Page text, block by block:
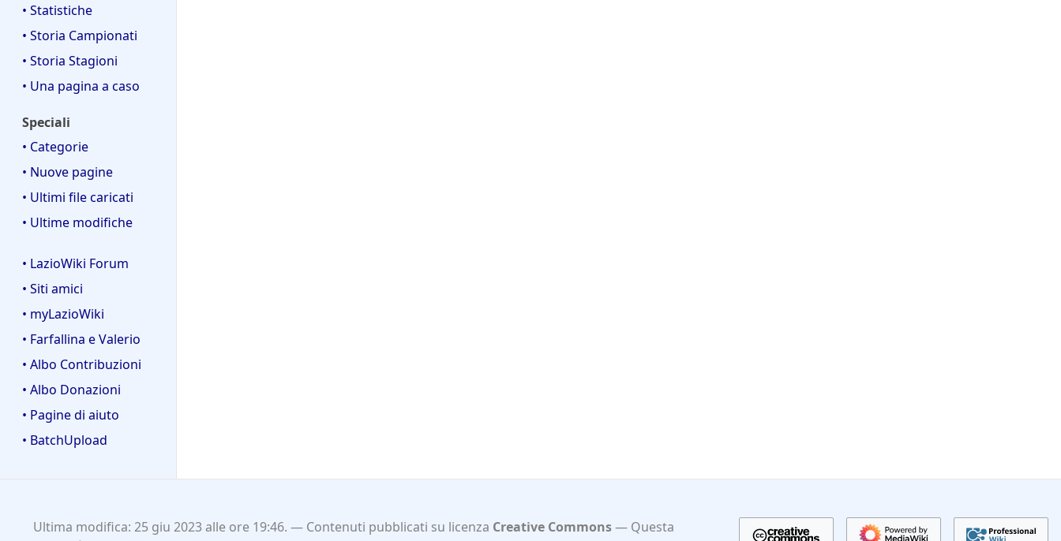
• Statistiche
• Storia Campionati
• Storia Stagioni
• Una pagina a caso
Speciali
• Categorie
• Nuove pagine
• Ultimi file caricati
• Ultime modifiche
• LazioWiki Forum
• Siti amici
• myLazioWiki
• Farfallina e Valerio
• Albo Contribuzioni
• Albo Donazioni
• Pagine di aiuto
• BatchUpload
Ultima modifica: 25 giu 2023 alle ore 19:46. Contenuti pubblicati su licenza Creative Commons
Questa